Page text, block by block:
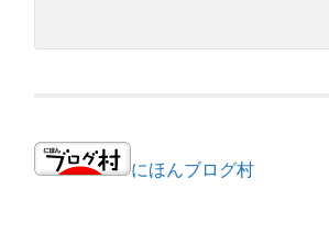
にほんブログ村